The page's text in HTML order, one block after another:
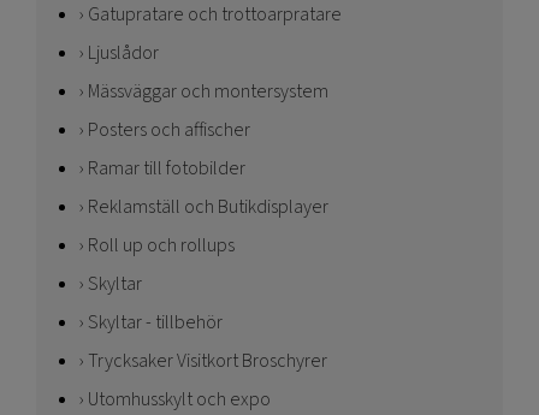
Gatupratare och trottoarpratare
Ljuslådor
Mässväggar och montersystem
Posters och affischer
Ramar till fotobilder
Reklamställ och Butikdisplayer
Roll up och rollups
Skyltar
Skyltar - tillbehör
Trycksaker Visitkort Broschyrer
Utomhusskylt och expo